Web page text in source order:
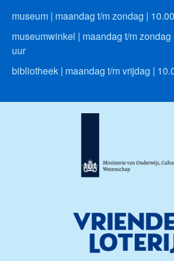
museum | maandag t/m zondag |
museumwinkel | maandag t/m zondag
uur
bibliotheek | maandag t/m vrijdag |